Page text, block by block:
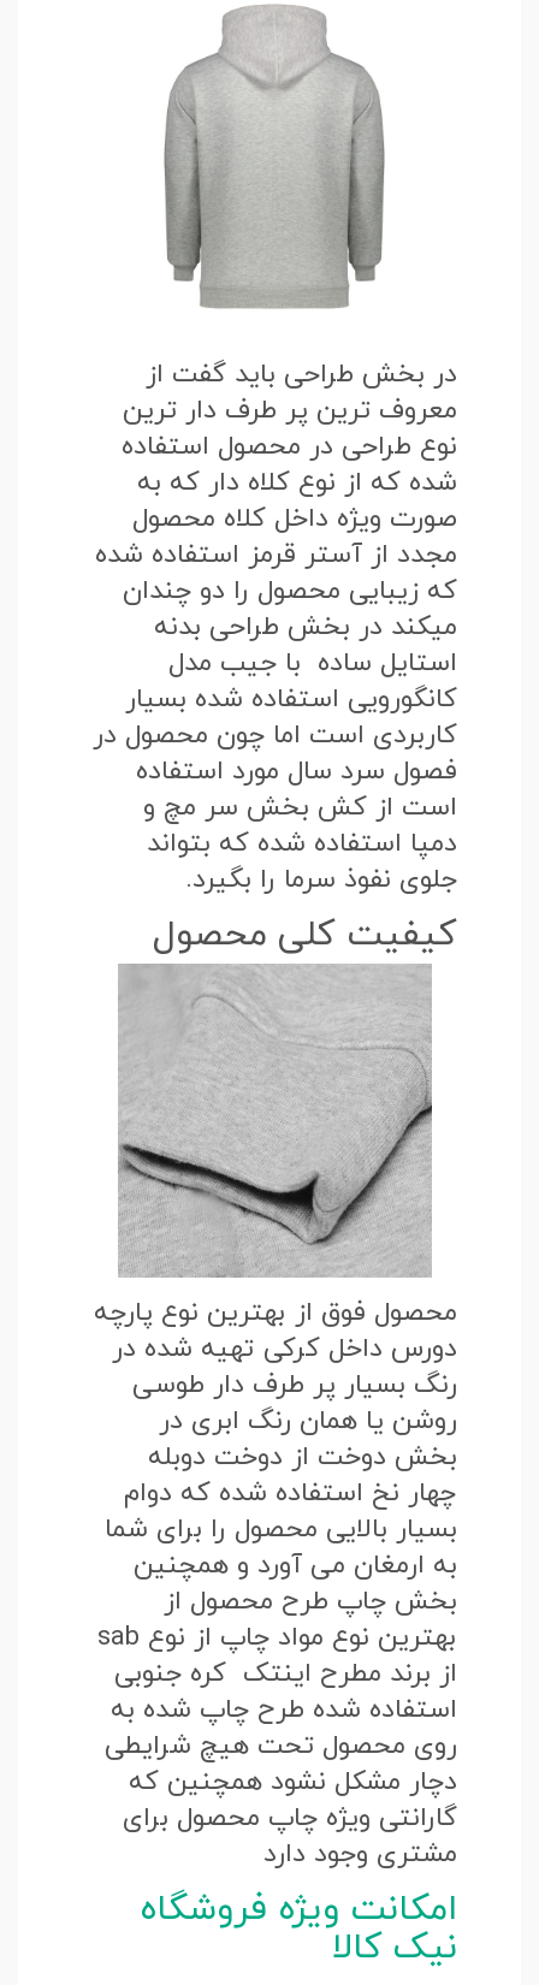
در بخش طراحی باید گفت از
معروف ترین پر طرف دار ترین
نوع طراحی در محصول استفاده
شده که از نوع کلاه دار که به
صورت ویژه داخل کلاه محصول
مجدد از آستر قرمز استفاده شده
که زیبایی محصول را دو چندان
میکند در بخش طراحی بدنه
استایل ساده با جیب مدل
کانگورویی استفاده شده بسیار
کاربردی است اما چون محصول در
فصول سرد سال مورد استفاده
است از کش بخش سر مچ و
دمپا استفاده شده که بتواند
جلوی نفوذ سرما را بگیرد.
کیفیت کلی محصول
محصول فوق از بهترین نوع پارچه
دورس داخل کرکی تهیه شده در
رنگ بسیار پر طرف دار طوسی
روشن یا همان رنگ ابری در
بخش دوخت از دوخت دوبله
چهار نخ استفاده شده که دوام
بسیار بالایی محصول را برای شما
به ارمغان می آورد و همچنین
بخش چاپ طرح محصول از
بهترین نوع مواد چاپ از نوع sab
از برند مطرح اینتک کره جنوبی
استفاده شده طرح چاپ شده به
روی محصول تحت هیچ شرایطی
دچار مشکل نشود همچنین که
گارانتی ویژه چاپ محصول برای
مشتری وجود دارد
امکانت ویژه فروشگاه
نیک کالا